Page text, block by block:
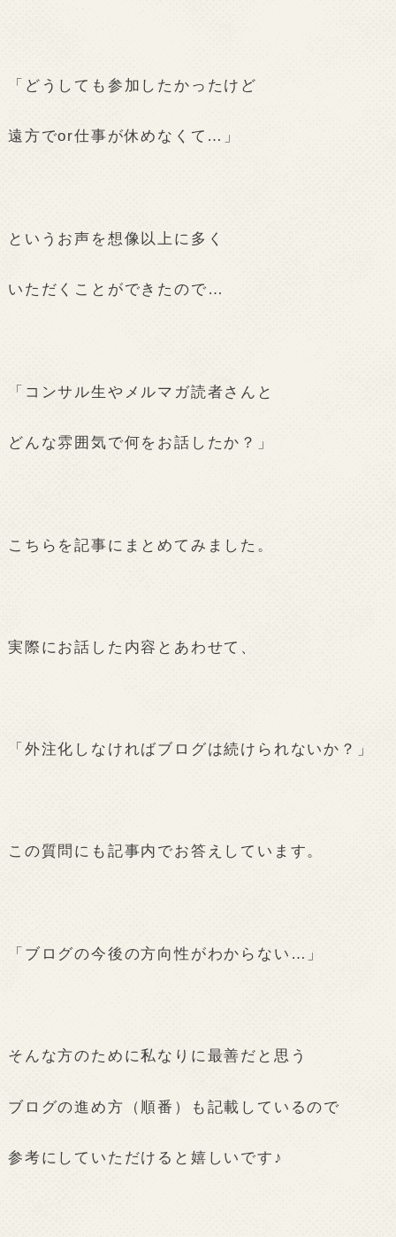
「どうしても参加したかったけど
遠方でor仕事が休めなくて…」
というお声を想像以上に多く
いただくことができたので…
「コンサル生やメルマガ読者さんと
どんな雰囲気で何をお話したか？」
こちらを記事にまとめてみました。
実際にお話した内容とあわせて、
「外注化しなければブログは続けられないか？」
この質問にも記事内でお答えしています。
「ブログの今後の方向性がわからない…」
そんな方のために私なりに最善だと思う
ブログの進め方（順番）も記載しているので
参考にしていただけると嬉しいです♪